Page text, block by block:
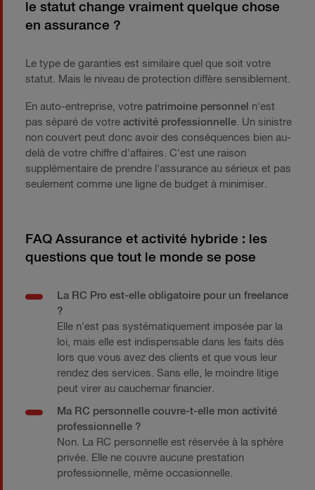
le statut change vraiment quelque chose
en assurance ?
Le type de garanties est similaire quel que soit votre
statut. Mais le niveau de protection diffère sensiblement.
En auto-entreprise, votre patrimoine personnel n'est
pas séparé de votre activité professionnelle . Un sinistre
non couvert peut donc avoir des conséquences bien au-
delà de votre chiffre d'affaires. C'est une raison
supplémentaire de prendre l'assurance au sérieux et pas
seulement comme une ligne de budget à minimiser.
FAQ Assurance et activité hybride : les
questions que tout le monde se pose
La RC Pro est-elle obligatoire pour un freelance
?
Elle n'est pas systématiquement imposée par la
loi, mais elle est indispensable dans les faits dès
lors que vous avez des clients et que vous leur
rendez des services. Sans elle, le moindre litige
peut virer au cauchemar financier.
Ma RC personnelle couvre-t-elle mon activité
professionnelle ?
Non. La RC personnelle est réservée à la sphère
privée. Elle ne couvre aucune prestation
professionnelle, même occasionnelle.